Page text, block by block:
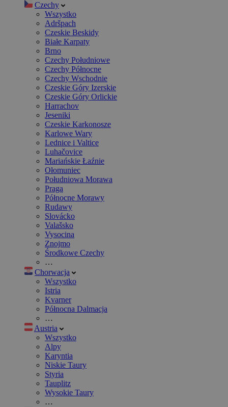
Czechy
Wszystko
Adršpach
Czeskie Beskidy
Białe Karpaty
Brno
Czechy Południowe
Czechy Północne
Czechy Wschodnie
Czeskie Góry Izerskie
Czeskie Góry Orlickie
Harrachov
Jeseniki
Czeskie Karkonosze
Karlowe Wary
Lednice i Valtice
Luhačovice
Mariańskie Łaźnie
Ołomuniec
Południowa Morawa
Praga
Północne Morawy
Rudawy
Slovácko
Valašsko
Vysocina
Znojmo
Środkowe Czechy
…
Chorwacja
Wszystko
Istria
Kvarner
Północna Dalmacja
…
Austria
Wszystko
Alpy
Karyntia
Niskie Taury
Styria
Tauplitz
Wysokie Taury
…